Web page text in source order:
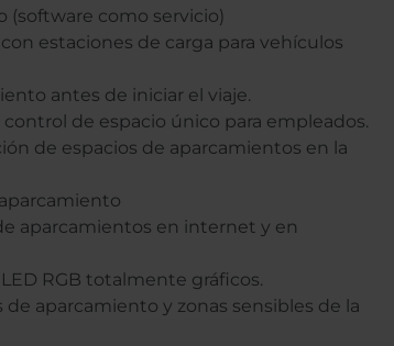
(software como servicio)
estaciones de carga para vehículos
antes de iniciar el viaje.
de espacio único para empleados.
de espacios de aparcamientos en la
aparcamientos en internet y en
RGB totalmente gráficos.
aparcamiento y zonas sensibles de la